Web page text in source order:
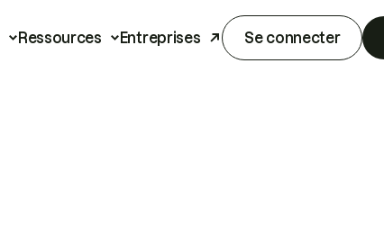
Ressources Entreprises Se connecter